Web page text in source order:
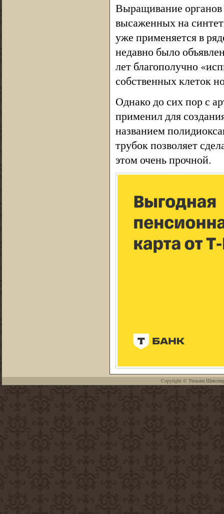
Выращивание органов
высаженных на
уже применяется в
недавно было
лет благополучно
собственных клеток
Однако до сих пор с
применил для
названием
трубок позволяет
этом очень прочной.
Copyright © Уильям